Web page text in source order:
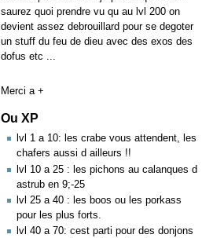
saurez quoi prendre vu qu au lvl 200 on
devient assez debrouillard pour se degoter
un stuff du feu de dieu avec des exos des
dofus etc ...
Merci a +
Ou XP
lvl 1 a 10: les crabe vous attendent, les
chafers aussi d ailleurs !!
lvl 10 a 25 : les pichons au calanques d
astrub en 9;-25
lvl 25 a 40 : les boos ou les porkass
pour les plus forts.
lvl 40 a 70: cest parti pour des donjons